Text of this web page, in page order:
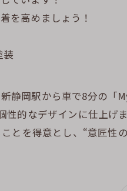
を高めましょう！
装
静岡駅から車で8分の「
性的なデザインに仕上
とを得意とし、“意匠性